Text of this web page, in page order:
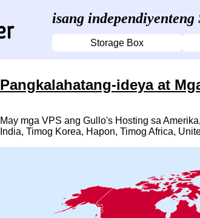
isang independiyenteng
Storage Box
Pangkalahatang-ideya at
May mga VPS ang Gullo's Hosting sa
India, Timog Korea, Hapon, Timog Africa,